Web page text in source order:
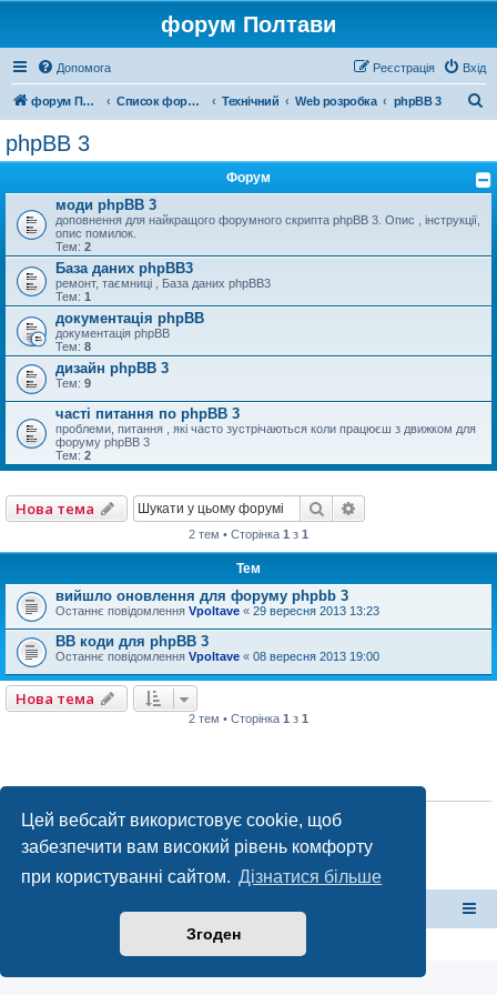
Цей вебсайт використовує cookie, щоб
забезпечити вам високий рівень комфорту
при користуванні сайтом. Дізнатися більше
Згоден
форум Полтави
Допомога Вхід
Реєстрація
форум Полтави Список форумів Технічний Web розробка phpBB 3
у
phpBB 3
Форум
моди phpBB 3
доповнення для найкращого форумного скрипта phpBB 3. Опис , інструкції,
опис помилок.
Тем: 2
База даних phpBB3
ремонт, таємниці , База даних phpBB3
Тем: 1
документація phpBB
документація phpBB
Тем: 8
дизайн phpBB 3
Тем: 9
часті питання по phpBB 3
проблеми, питання , які часто зустрічаються коли працюєш з движком для
форуму phpBB 3
Тем: 2
Нова тема Пошук
2 тем • Сторінка 1 з 1
Тем
вийшло оновлення для форуму phpbb 3
Останнє повідомлення Vpoltave « 29 вересня 2013 13:23
BB коди для phpBB 3
Останнє повідомлення Vpoltave « 08 вересня 2013 19:00
Нова тема
2 тем • Сторінка 1 з 1
Вине можетестворювати нові теми у цьому форумі
Вине можетевідповідати на теми у цьому форумі
Вине можетередагувати ваші повідомлення у цьому форумі
видаляти ваші повідомлення у цьому форумі
Вине можетедодавати файли у цьому форумі
форум Полтави Список форумів
Конфіденційність